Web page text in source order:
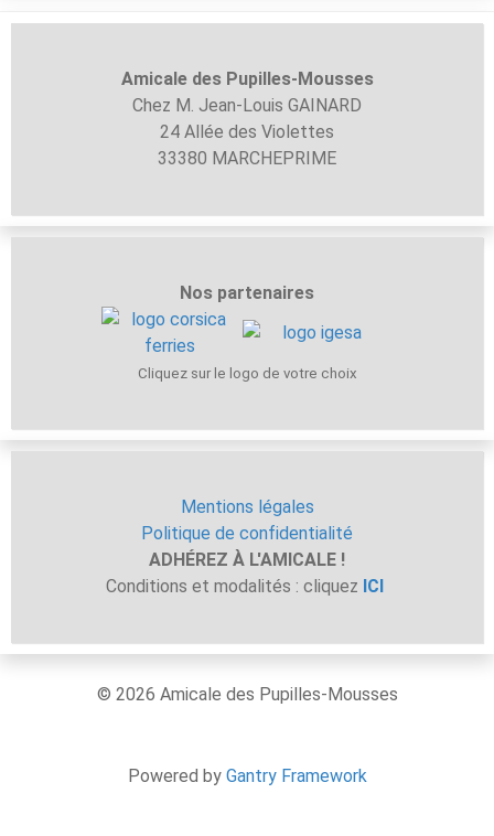
Amicale des Pupilles-Mousses
Chez M. Jean-Louis GAINARD
24 Allée des Violettes
33380 MARCHEPRIME
Nos partenaires
Cliquez sur le logo de votre choix
Mentions légales
Politique de confidentialité
ADHÉREZ À L'AMICALE !
Conditions et modalités : cliquez ICI
© 2026 Amicale des Pupilles-Mousses
Powered by Gantry Framework